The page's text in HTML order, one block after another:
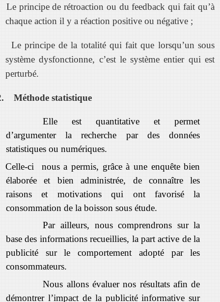
Le principe de rétroaction ou du feedback qui fait qu’à
chaque action il y a réaction positive ou négative ;
Le principe de la totalité qui fait que lorsqu’un sous
système dysfonctionne, c’est le système entier qui est
perturbé.
Méthode statistique
Elle est quantitative et permet
d’argumenter la recherche par des données
statistiques ou numériques.
Celle-ci nous a permis, grâce à une enquête bien
élaborée et bien administrée, de connaître les
raisons et motivations qui ont favorisé la
consommation de la boisson sous étude.
Par ailleurs, nous comprendrons sur la
base des informations recueillies, la part active de la
publicité sur le comportement adopté par les
consommateurs.
Nous allons évaluer nos résultats afin de
démontrer l’impact de la publicité informative sur